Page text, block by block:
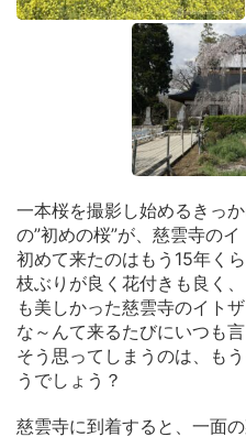
一本桜を撮影し始めるきっ
の”初めの桜”が、慈雲寺のイ
初めて来たのはもう15年く
枝ぶりが良く花付きも良く
も美しかった慈雲寺のイトザ
な～んて来るたびにいつも
そう思ってしまうのは、も
うでしょう？
慈雲寺に到着すると、一面